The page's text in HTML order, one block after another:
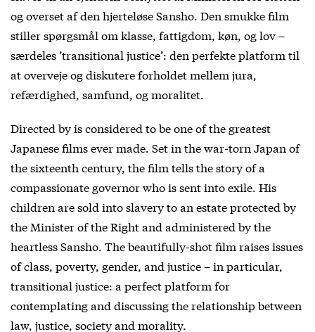
og overset af den hjerteløse Sansho. Den smukke film
stiller spørgsmål om klasse, fattigdom, køn, og lov –
særdeles ’transitional justice’: den perfekte platform til
at overveje og diskutere forholdet mellem jura,
refærdighed, samfund, og moralitet.
Directed by is considered to be one of the greatest
Japanese films ever made. Set in the war-torn Japan of
the sixteenth century, the film tells the story of a
compassionate governor who is sent into exile. His
children are sold into slavery to an estate protected by
the Minister of the Right and administered by the
heartless Sansho. The beautifully-shot film raises issues
of class, poverty, gender, and justice – in particular,
transitional justice: a perfect platform for
contemplating and discussing the relationship between
law, justice, society and morality.